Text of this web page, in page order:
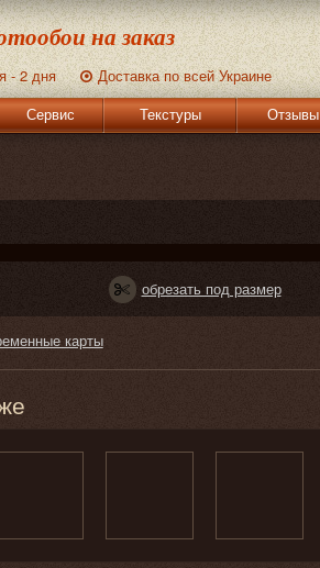
на заказ
- 2 дня Доставка по всей Украине
Сервис Текстуры Отзывы
обрезать под размер
карты